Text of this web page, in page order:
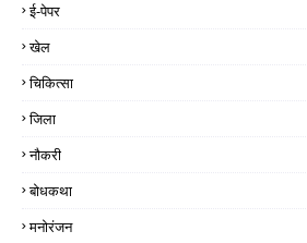
ई-पेपर
खेल
चिकित्सा
जिला
नौकरी
बोधकथा
मनोरंजन